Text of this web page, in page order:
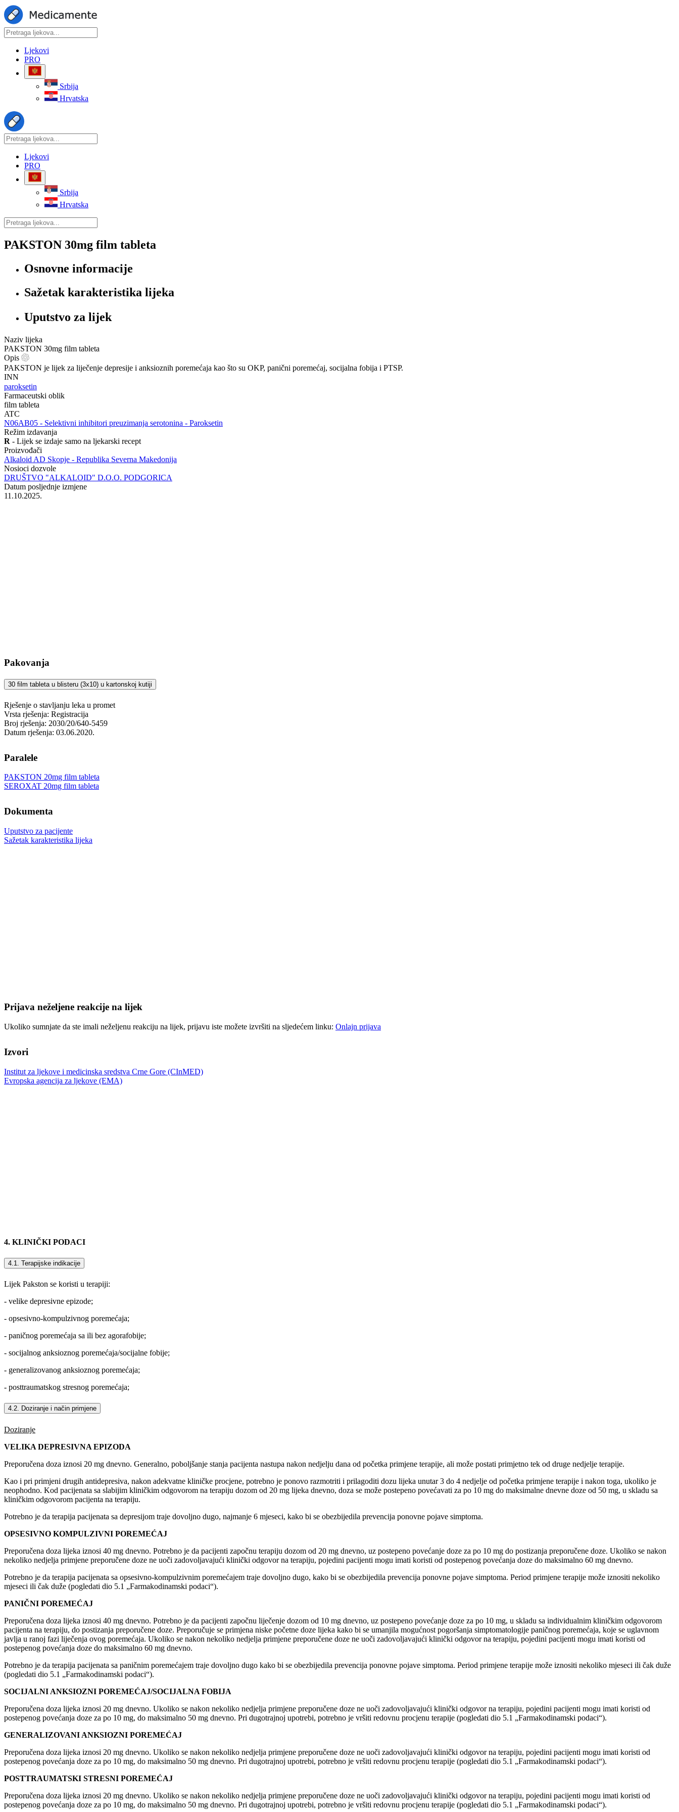
Ljekovi
PRO
Srbija
Hrvatska
Ljekovi
PRO
Srbija
Hrvatska
PAKSTON 30mg film tableta
Osnovne informacije
Sažetak karakteristika lijeka
Uputstvo za lijek
Naziv lijeka
PAKSTON 30mg film tableta
Opis
PAKSTON je lijek za liječenje depresije i anksioznih poremećaja kao što su OKP, panični poremećaj, socijalna fobija i PTSP.
INN
paroksetin
Farmaceutski oblik
film tableta
ATC
‍N06AB05 - Selektivni inhibitori preuzimanja serotonina - Paroksetin
Režim izdavanja
R - Lijek se izdaje samo na ljekarski recept
Proizvođači
Alkaloid AD Skopje - Republika Severna Makedonija
Nosioci dozvole
DRUŠTVO "ALKALOID" D.O.O. PODGORICA
Datum posljednje izmjene
11.10.2025.
Pakovanja
30 film tableta u blisteru (3x10) u kartonskoj kutiji
Rješenje o stavljanju leka u promet
Vrsta rješenja: Registracija
Broj rješenja: 2030/20/640-5459
Datum rješenja: 03.06.2020.
Paralele
PAKSTON 20mg film tableta
SEROXAT 20mg film tableta
Dokumenta
Uputstvo za pacijente
Sažetak karakteristika lijeka
Prijava neželjene reakcije na lijek
Ukoliko sumnjate da ste imali neželjenu reakciju na lijek, prijavu iste možete izvršiti na sljedećem linku: Onlajn prijava
Izvori
Institut za ljekove i medicinska sredstva Crne Gore (CInMED)
Evropska agencija za ljekove (EMA)
4. KLINIČKI PODACI
4.1. Terapijske indikacije
Lijek Pakston se koristi u terapiji:
- velike depresivne epizode;
- opsesivno-kompulzivnog poremećaja;
- paničnog poremećaja sa ili bez agorafobije;
- socijalnog anksioznog poremećaja/socijalne fobije;
- generalizovanog anksioznog poremećaja;
- posttraumatskog stresnog poremećaja;
4.2. Doziranje i način primjene
Doziranje
VELIKA DEPRESIVNA EPIZODA
Preporučena doza iznosi 20 mg dnevno. Generalno, poboljšanje stanja pacijenta nastupa nakon nedjelju dana od početka primjene terapije, ali može postati primjetno tek od druge nedjelje terapije.
Kao i pri primjeni drugih antidepresiva, nakon adekvatne kliničke procjene, potrebno je ponovo razmotriti i prilagoditi dozu lijeka unutar 3 do 4 nedjelje od početka primjene terapije i nakon toga, ukoliko je
neophodno. Kod pacijenata sa slabijim kliničkim odgovorom na terapiju dozom od 20 mg lijeka dnevno, doza se može postepeno povećavati za po 10 mg do maksimalne dnevne doze od 50 mg, u skladu sa
kliničkim odgovorom pacijenta na terapiju.
Potrebno je da terapija pacijenata sa depresijom traje dovoljno dugo, najmanje 6 mjeseci, kako bi se obezbijedila prevencija ponovne pojave simptoma.
OPSESIVNO KOMPULZIVNI POREMEĆAJ
Preporučena doza lijeka iznosi 40 mg dnevno. Potrebno je da pacijenti započnu terapiju dozom od 20 mg dnevno, uz postepeno povećanje doze za po 10 mg do postizanja preporučene doze. Ukoliko se nakon
nekoliko nedjelja primjene preporučene doze ne uoči zadovoljavajući klinički odgovor na terapiju, pojedini pacijenti mogu imati koristi od postepenog povećanja doze do maksimalno 60 mg dnevno.
Potrebno je da terapija pacijenata sa opsesivno-kompulzivnim poremećajem traje dovoljno dugo, kako bi se obezbijedila prevencija ponovne pojave simptoma. Period primjene terapije može iznositi nekoliko
mjeseci ili čak duže (pogledati dio 5.1 „Farmakodinamski podaci“).
PANIČNI POREMEĆAJ
Preporučena doza lijeka iznosi 40 mg dnevno. Potrebno je da pacijenti započnu liječenje dozom od 10 mg dnevno, uz postepeno povećanje doze za po 10 mg, u skladu sa individualnim kliničkim odgovorom
pacijenta na terapiju, do postizanja preporučene doze. Preporučuje se primjena niske početne doze lijeka kako bi se umanjila mogućnost pogoršanja simptomatologije paničnog poremećaja, koje se uglavnom
javlja u ranoj fazi liječenja ovog poremećaja. Ukoliko se nakon nekoliko nedjelja primjene preporučene doze ne uoči zadovoljavajući klinički odgovor na terapiju, pojedini pacijenti mogu imati koristi od
postepenog povećanja doze do maksimalno 60 mg dnevno.
Potrebno je da terapija pacijenata sa paničnim poremećajem traje dovoljno dugo kako bi se obezbijedila prevencija ponovne pojave simptoma. Period primjene terapije može iznositi nekoliko mjeseci ili čak duže
(pogledati dio 5.1 „Farmakodinamski podaci“).
SOCIJALNI ANKSIOZNI POREMEĆAJ/SOCIJALNA FOBIJA
Preporučena doza lijeka iznosi 20 mg dnevno. Ukoliko se nakon nekoliko nedjelja primjene preporučene doze ne uoči zadovoljavajući klinički odgovor na terapiju, pojedini pacijenti mogu imati koristi od
postepenog povećanja doze za po 10 mg, do maksimalno 50 mg dnevno. Pri dugotrajnoj upotrebi, potrebno je vršiti redovnu procjenu terapije (pogledati dio 5.1 „Farmakodinamski podaci“).
GENERALIZOVANI ANKSIOZNI POREMEĆAJ
Preporučena doza lijeka iznosi 20 mg dnevno. Ukoliko se nakon nekoliko nedjelja primjene preporučene doze ne uoči zadovoljavajući klinički odgovor na terapiju, pojedini pacijenti mogu imati koristi od
postepenog povećanja doze za po 10 mg, do maksimalno 50 mg dnevno. Pri dugotrajnoj upotrebi, potrebno je vršiti redovnu procjenu terapije (pogledati dio 5.1 „Farmakodinamski podaci“).
POSTTRAUMATSKI STRESNI POREMEĆAJ
Preporučena doza lijeka iznosi 20 mg dnevno. Ukoliko se nakon nekoliko nedjelja primjene preporučene doze ne uoči zadovoljavajući klinički odgovor na terapiju, pojedini pacijenti mogu imati koristi od
postepenog povećanja doze za po 10 mg, do maksimalno 50 mg dnevno. Pri dugotrajnoj upotrebi, potrebno je vršiti redovnu procjenu terapije (pogledati dio 5.1 „Farmakodinamski podaci“).